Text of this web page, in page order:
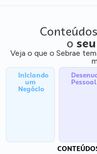
o
Veja o que o Sebrae
Iniciando
um
Negócio
Pessoal